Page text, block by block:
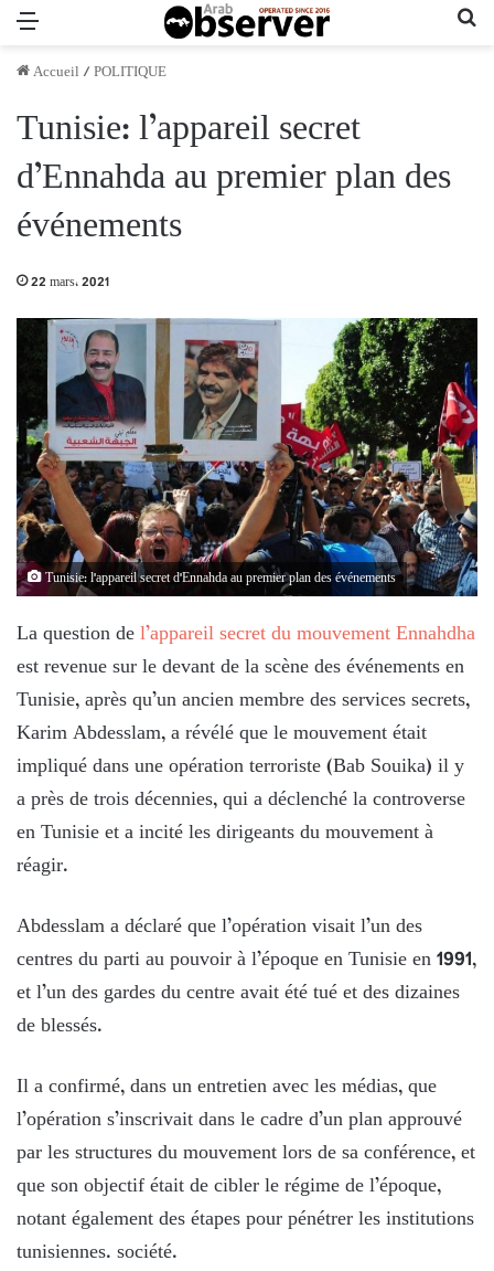
Accueil /POLITIQUE
Tunisie: l’appareil secret
d’Ennahda au premier plan des
événements
22 mars، 2021
Tunisie: l'appareil secret d'Ennahda au premier plan des événements
La question del’appareil secret du mouvement Ennahdha
est revenue sur le devant de la scène des événements en
Tunisie, après qu’un ancien membre des services secrets,
Karim Abdesslam, a révélé que le mouvement était
impliqué dans une opération terroriste (Bab Souika) il y
a près de trois décennies, qui a déclenché la controverse
en Tunisie et a incité les dirigeants du mouvement à
réagir.
Abdesslam a déclaré que l’opération visait l’un des
centres du parti au pouvoir à l’époque en Tunisie en 1991,
et l’un des gardes du centre avait été tué et des dizaines
de blessés.
Il a confirmé, dans un entretien avec les médias, que
l’opération s’inscrivait dans le cadre d’un plan approuvé
par les structures du mouvement lors de sa conférence, et
que son objectif était de cibler le régime de l’époque,
notant également des étapes pour pénétrer les institutions
tunisiennes. société.